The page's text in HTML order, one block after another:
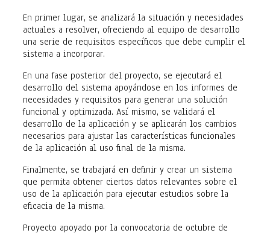
En primer lugar, se analizará la situación y necesidades
actuales a resolver, ofreciendo al equipo de desarrollo
una serie de requisitos específicos que debe cumplir el
sistema a incorporar.
En una fase posterior del proyecto, se ejecutará el
desarrollo del sistema apoyándose en los informes de
necesidades y requisitos para generar una solución
funcional y optimizada. Así mismo, se validará el
desarrollo de la aplicación y se aplicarán los cambios
necesarios para ajustar las características funcionales
de la aplicación al uso final de la misma.
Finalmente, se trabajará en definir y crear un sistema
que permita obtener ciertos datos relevantes sobre el
uso de la aplicación para ejecutar estudios sobre la
eficacia de la misma.
Proyecto apoyado por la convocatoria de octubre de